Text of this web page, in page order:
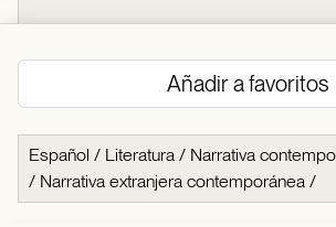
Añadir a favoritos
Español / Literatura / Narrativa
/ Narrativa extranjera contemporánea /